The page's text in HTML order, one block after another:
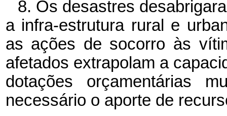
8. Os desastres
a infra-estrutura rural e
as ações de socorro às
afetados extrapolam a
dotações orçamentárias
necessário o aporte de